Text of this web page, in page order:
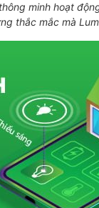
minh hoạt
thắc mắc mà